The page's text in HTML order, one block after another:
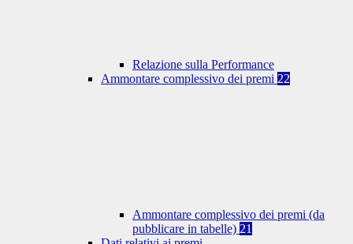
Relazione sulla Performance
Ammontare complessivo dei premi 22
Ammontare complessivo dei premi (da
pubblicare in tabelle) 21